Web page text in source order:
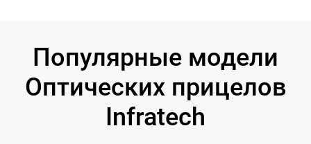
Популярные модели
Оптических прицелов
Infratech